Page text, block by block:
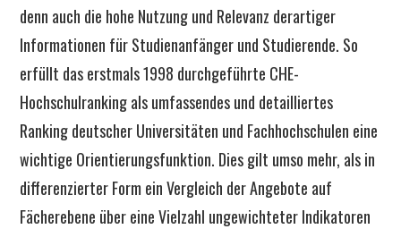
denn auch die hohe Nutzung und Relevanz derartiger
Informationen für Studienanfänger und Studierende. So
erfüllt das erstmals 1998 durchgeführte CHE-
Hochschulranking als umfassendes und detailliertes
Ranking deutscher Universitäten und Fachhochschulen eine
wichtige Orientierungsfunktion. Dies gilt umso mehr, als in
differenzierter Form ein Vergleich der Angebote auf
Fächerebene über eine Vielzahl ungewichteter Indikatoren